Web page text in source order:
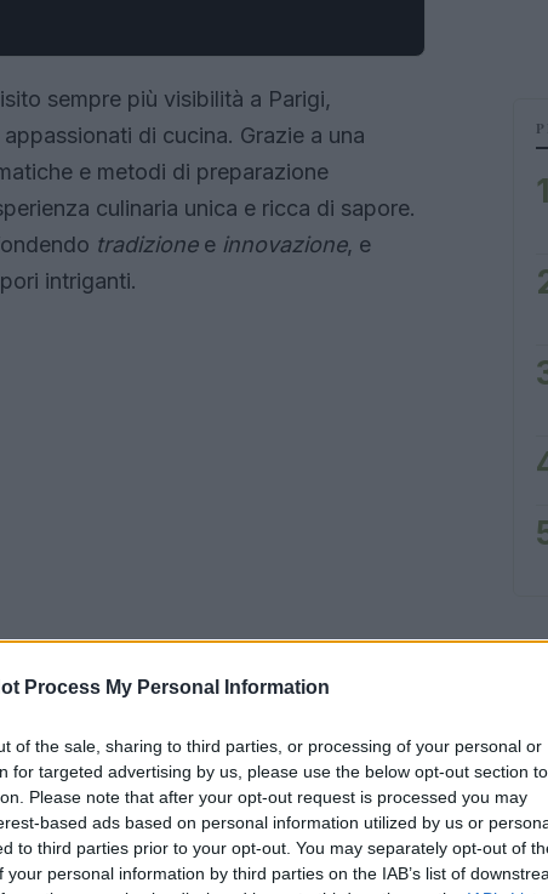
Process My Personal Information
of the sale, sharing to third parties, or processing of your personal or
for targeted advertising by us, please use the below opt-out section to
Please note that after your opt-out request is processed you may
based ads based on personal information utilized by us or
to third parties prior to your opt-out. You may separately opt-out of
personal information by third parties on the IAB’s list of
sempre più visibilità a Parigi,
di cucina. Grazie a una
e metodi di preparazione
culinaria unica e ricca di sapore.
tradizionee innovazione, e
intriganti.
ingredienti
di culture e tradizioni gastronomiche,
1